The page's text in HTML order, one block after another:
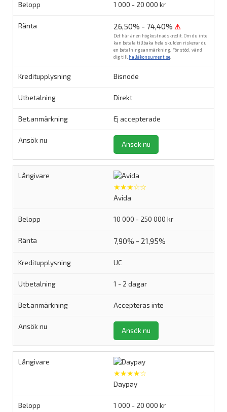
1 000 - 20 000 kr
26,50% - 74,40% ⚠
Det här är en högkostnadskredit. Om du inte
kan betala tillbaka hela skulden riskerar du
en betalningsanmärkning. För stöd, vänd
dig till hallåkonsument.se
Bisnode
Direkt
Ej accepterade
Ansök nu
★★★☆☆
Avida
10 000 - 250 000 kr
7,90% - 21,95%
UC
1 - 2 dagar
Accepteras inte
Ansök nu
★★★★☆
Daypay
1 000 - 20 000 kr